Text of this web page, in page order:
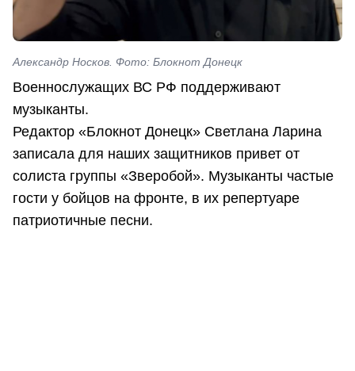
Александр Носков. Фото: Блокнот Донецк
Военнослужащих ВС РФ поддерживают
музыканты.
Редактор «Блокнот Донецк» Светлана Ларина
записала для наших защитников привет от
солиста группы «Зверобой». Музыканты частые
гости у бойцов на фронте, в их репертуаре
патриотичные песни.